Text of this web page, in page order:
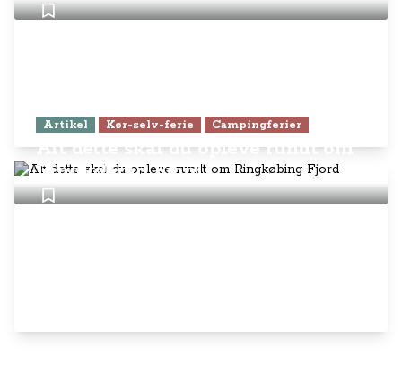
Artikel Kør-selv-ferie Campingferier
Alt dette skal du opleve rundt om
Ringkøbing Fjord